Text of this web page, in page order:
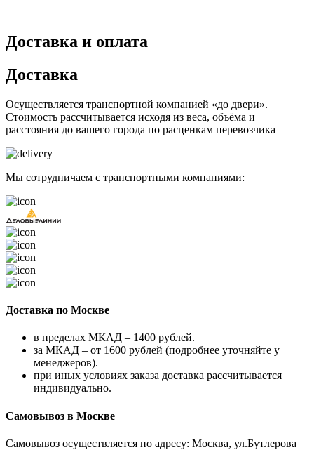
Доставка и оплата
Доставка
Осуществляется транспортной компанией «до двери».
Стоимость рассчитывается исходя из веса, объёма и
расстояния до вашего города по расценкам перевозчика
Мы сотрудничаем с транспортными компаниями:
Доставка по Москве
в пределах МКАД – 1400 рублей.
за МКАД – от 1600 рублей (подробнее уточняйте у
менеджеров).
при иных условиях заказа доставка рассчитывается
индивидуально.
Самовывоз в Москве
Самовывоз осуществляется по адресу: Москва, ул.Бутлерова